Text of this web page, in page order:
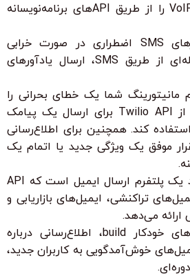
تصویری و استفاده از VoIP را از طریق APIهای برنامه‌نویسانه
ارسال هشدارهای SMS اضطراری در صورت خرابی
سیستم، تأیید دو مرحله‌ای از طریق SMS، ارسال یادآورهای
شما یک خطای بحرانی را
تشخیص دهد، می‌تواند از Twilio API برای ارسال یک پیامک
هشدار به تیم On-call استفاده کند. همچنین برای اطلاع‌رسانی
موفق یک ویژگی جدید یا اتمام یک
سِندگرید یک پلتفرم ارسال ایمیل است که API
تراکنشی، ایمیل‌های بازاریابی و
می‌دهد.
ارسال گزارش‌های خودکار build، اطلاع‌رسانی درباره
خوش‌آمدگویی به کاربران جدید،